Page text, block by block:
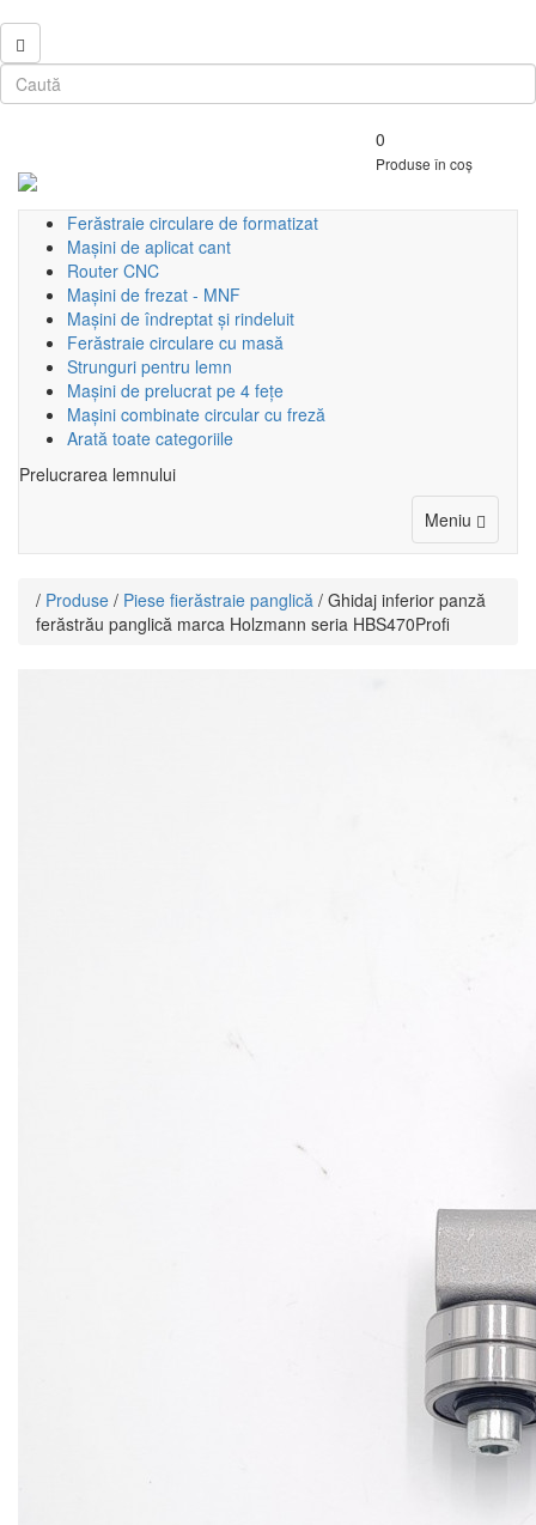
0
Produse în coș
Ferăstraie circulare de formatizat
Mașini de aplicat cant
Router CNC
Mașini de frezat - MNF
Mașini de îndreptat și rindeluit
Ferăstraie circulare cu masă
Strunguri pentru lemn
Mașini de prelucrat pe 4 fețe
Mașini combinate circular cu freză
Arată toate categoriile
Prelucrarea lemnului
Meniu Toggle
/ Produse / Piese fierăstraie panglică / Ghidaj inferior panză
ferăstrău panglică marca Holzmann seria HBS470Profi